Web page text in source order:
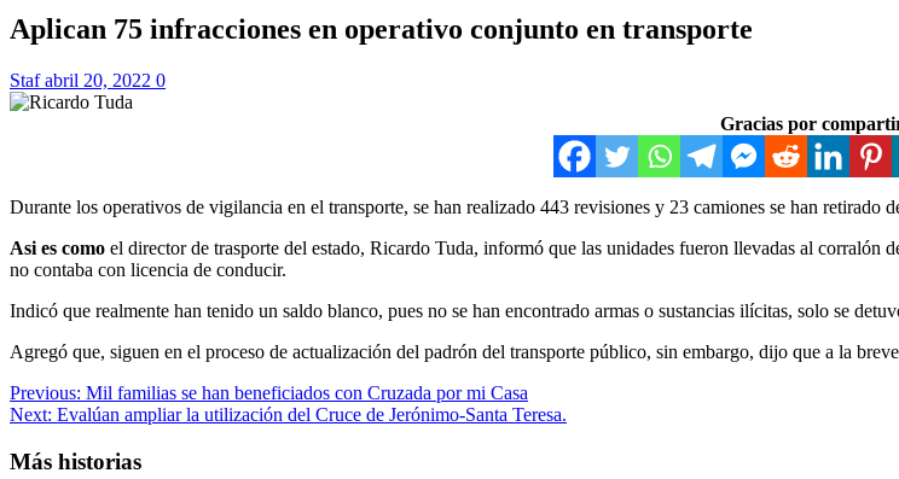
Aplican 75 infracciones en operativo conjunto en transporte
Stafabril 20, 2022 0
Gracias por
Durante los operativos de vigilancia en el transporte, se han realizado 443 revisiones y 23 camiones se han retirado
Asi es como el director de trasporte del estado, Ricardo Tuda, informó que las unidades fueron llevadas al
no contaba con licencia de conducir.
Indicó que realmente han tenido un saldo blanco, pues no se han encontrado armas o sustancias ilícitas, solo se
Agregó que, siguen en el proceso de actualización del padrón del transporte público, sin embargo, dijo que a la
Navegación
de
entradas
Previous: Mil familias se han beneficiados con Cruzada por mi Casa
Next: Evalúan ampliar la utilización del Cruce de Jerónimo-Santa Teresa.
Más historias